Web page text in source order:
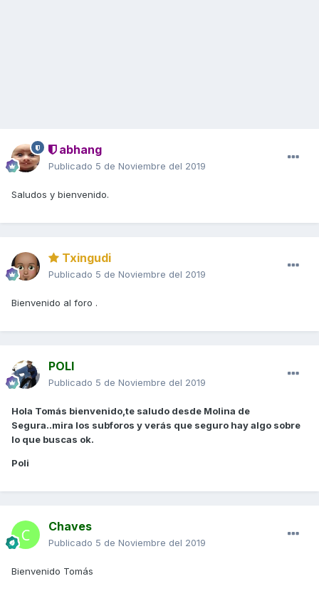
abhang
Publicado 5 de Noviembre del 2019
Saludos y bienvenido.
Txingudi
Publicado 5 de Noviembre del 2019
Bienvenido al foro .
POLI
Publicado 5 de Noviembre del 2019
Hola Tomás bienvenido,te saludo desde Molina de
Segura..mira los subforos y verás que seguro hay algo sobre
lo que buscas ok.
Poli
Chaves
Publicado 5 de Noviembre del 2019
Bienvenido Tomás